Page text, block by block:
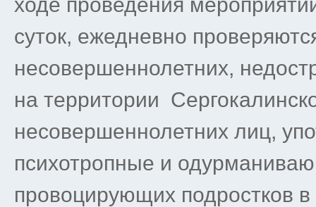
суток, ежедневно
несовершеннолетних,
на территории
несовершеннолетних лиц,
психотропные и
провоцирующих подростков в